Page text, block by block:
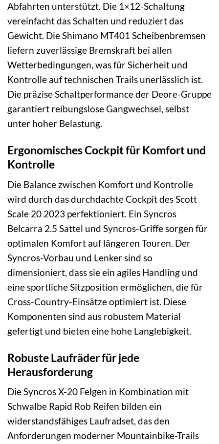
Abfahrten unterstützt. Die 1×12-Schaltung
vereinfacht das Schalten und reduziert das
Gewicht. Die Shimano MT401 Scheibenbremsen
liefern zuverlässige Bremskraft bei allen
Wetterbedingungen, was für Sicherheit und
Kontrolle auf technischen Trails unerlässlich ist.
Die präzise Schaltperformance der Deore-Gruppe
garantiert reibungslose Gangwechsel, selbst
unter hoher Belastung.
Ergonomisches Cockpit für Komfort und
Kontrolle
Die Balance zwischen Komfort und Kontrolle
wird durch das durchdachte Cockpit des Scott
Scale 20 2023 perfektioniert. Ein Syncros
Belcarra 2.5 Sattel und Syncros-Griffe sorgen für
optimalen Komfort auf längeren Touren. Der
Syncros-Vorbau und Lenker sind so
dimensioniert, dass sie ein agiles Handling und
eine sportliche Sitzposition ermöglichen, die für
Cross-Country-Einsätze optimiert ist. Diese
Komponenten sind aus robustem Material
gefertigt und bieten eine hohe Langlebigkeit.
Robuste Laufräder für jede
Herausforderung
Die Syncros X-20 Felgen in Kombination mit
Schwalbe Rapid Rob Reifen bilden ein
widerstandsfähiges Laufradset, das den
Anforderungen moderner Mountainbike-Trails